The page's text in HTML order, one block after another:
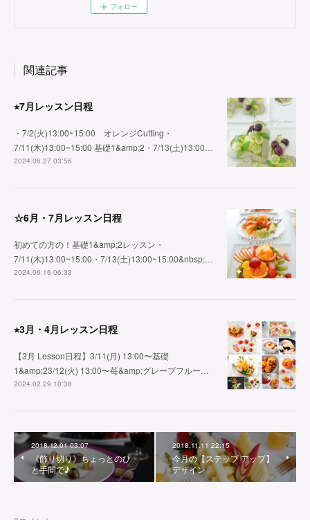
フォロー
関連記事
⭐︎7月レッスン日程
・7/2(火)13:00~15:00 オレンジCutting・
7/11(木)13:00~15:00 基礎1&amp;2・7/13(土)13:00…
2024.06.27 03:56
☆6月・7月レッスン日程
初めての方の！基礎1&amp;2レッスン・
7/11(木)13:00~15:00・7/13(土)13:00~15:00&nbsp;…
2024.06.16 06:33
⭐︎3月・4月レッスン日程
【3月 Lesson日程】3/11(月) 13:00〜基礎
1&amp;23/12(火) 13:00〜苺&amp;グレープフルー…
2024.02.29 10:38
2018.12.01 03:07
《飾り切り》ちょっとのひ
と手間で♪
2018.11.11 22:15
今月の【ステップ アップ】
デザイン